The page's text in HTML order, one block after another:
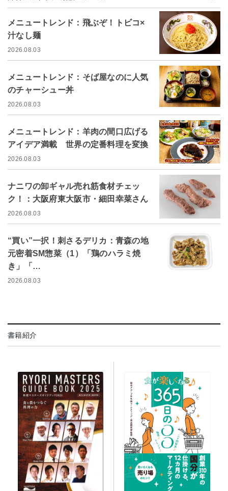
メニュートレンド：飛ぶぞ！トビコ×
汁なし麺
2026.08.03
メニュートレンド：そば屋なのに人気
のチャーシュー丼
2026.08.03
メニュートレンド：羊肉の間口広げる
アイデア満載 世界の定番料理を変換
2026.08.03
ナニワの卸ギャル売れ筋食材チェッ
ク！：大阪府東大阪市・細田幸菜さん
2026.08.03
“買い”一択！刺さるデリカ：青森の地
元密着SM惣菜（1）「鶏のハラミ焼
き」「…
2026.08.03
書籍紹介